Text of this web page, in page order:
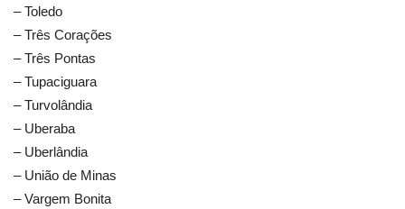
– Toledo
– Três Corações
– Três Pontas
– Tupaciguara
– Turvolândia
– Uberaba
– Uberlândia
– União de Minas
– Vargem Bonita